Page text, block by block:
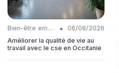
Bien-être employés •
06/08/2026
Améliorer la qualité de vie au
travail avec le cse en Occitanie